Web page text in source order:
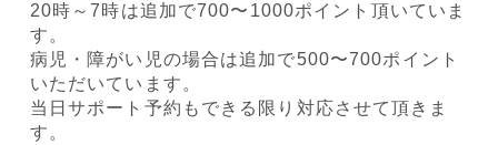
20時～7時は追加で700〜1000ポイント頂いていま
す。
病児・障がい児の場合は追加で500〜700ポイント
いただいています。
当日サポート予約もできる限り対応させて頂きま
す。